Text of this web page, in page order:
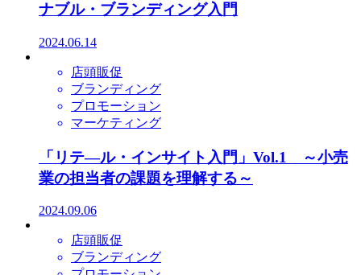
ナブル・ブランディング入門
2024.06.14
店頭販促
ブランディング
プロモーション
マーケティング
「リテ―ル・インサイト入門」Vol.1 ～小売
業の担当者の課題を理解する～
2024.09.06
店頭販促
ブランディング